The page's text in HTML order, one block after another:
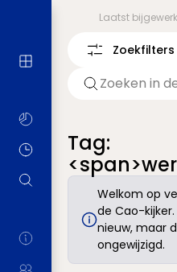
Laatst
Zoekfilters
Tag:
Welkom op
de Cao-
nieuw, maar
ongewijzigd.